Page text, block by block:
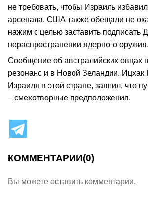
не требовать, чтобы Израиль
арсенала. США также обещали не
нажим с целью заставить подписать
нераспространении ядерного оружия.
Сообщение об австралийских овцах
резонанс и в Новой Зеландии. Ицхак
Израиля в этой стране, заявил, что
– смехотворные предположения.
КОММЕНТАРИИ(0)
Вы можете оставить комментарии.